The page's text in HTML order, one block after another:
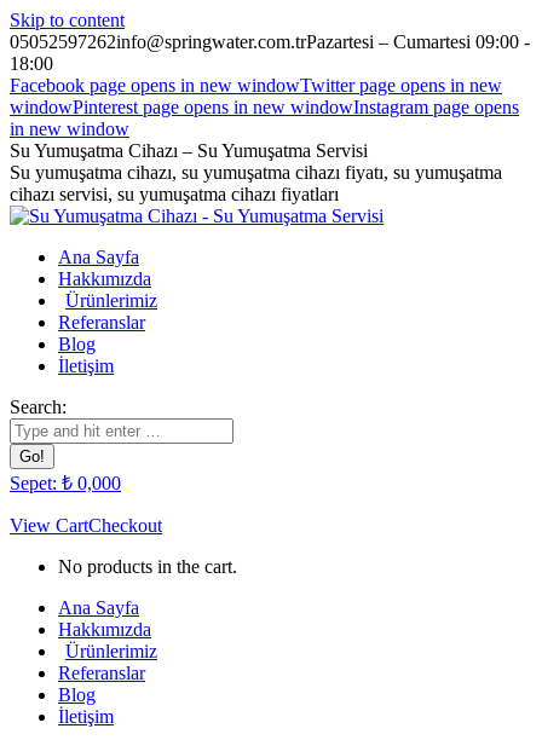
Skip to content
05052597262info@springwater.com.trPazartesi – Cumartesi 09:00 -
18:00
Facebook page opens in new windowTwitter page opens in new
windowPinterest page opens in new windowInstagram page opens
in new window
Su Yumuşatma Cihazı – Su Yumuşatma Servisi
Su yumuşatma cihazı, su yumuşatma cihazı fiyatı, su yumuşatma
cihazı servisi, su yumuşatma cihazı fiyatları
Ana Sayfa
Hakkımızda
Ürünlerimiz
Referanslar
Blog
İletişim
Search:
Sepet: ₺ 0,000
View CartCheckout
No products in the cart.
Ana Sayfa
Hakkımızda
Ürünlerimiz
Referanslar
Blog
İletişim